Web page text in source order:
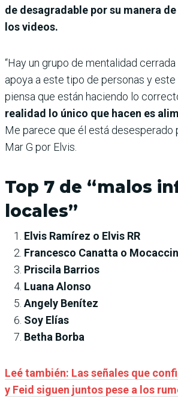
de desagradable por su manera
los videos.
“Hay un grupo de mentalidad
apoya a este tipo de personas y
piensa que están haciendo lo
realidad lo único que hacen es
Me parece que él está desesperado
Mar G por Elvis.
Top 7 de “malos
locales”
Elvis Ramírez o Elvis RR
Francesco Canatta o
Priscila Barrios
Luana Alonso
Angely Benítez
Soy Elías
Betha Borba
Leé también: Las señales que
y Feid siguen juntos pese a los